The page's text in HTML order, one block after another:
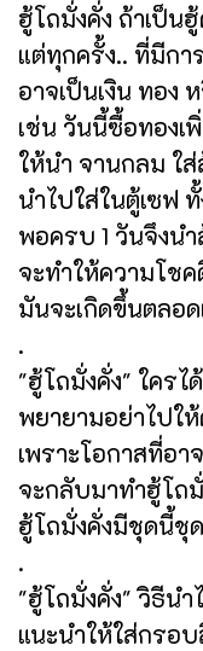
ฮู้โถมั่งคั่ง ถ้าเป็น
แต่ทุกครั้ง.. ที่มีกา
อาจเป็นเงิน ทอง
เช่น วันนี้ซื้อทองเ
ให้นำ จานกลม ใ
นำไปใส่ในตู้เซฟ
พอครบ 1 วันจึงน
จะทำให้ความโช
มันจะเกิดขึ้นตลอด
.
"ฮู้โถมั่งคั่ง" ใครไ
พยายามอย่าไปใ
เพราะโอกาสที่อา
จะกลับมาทำฮู้โถ
ฮู้โถมั่งคั่งมีชุดนี้ชุ
.
"ฮู้โถมั่งคั่ง" วิธีนำ
แนะนำให้ใส่กรอ